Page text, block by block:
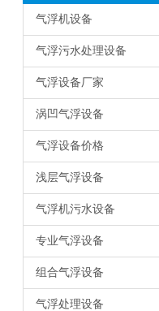
气浮机设备
气浮污水处理设备
气浮设备厂家
涡凹气浮设备
气浮设备价格
浅层气浮设备
气浮机污水设备
专业气浮设备
组合气浮设备
气浮处理设备